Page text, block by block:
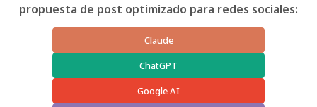
propuesta de post optimizado para redes sociales:
Claude
ChatGPT
Google AI